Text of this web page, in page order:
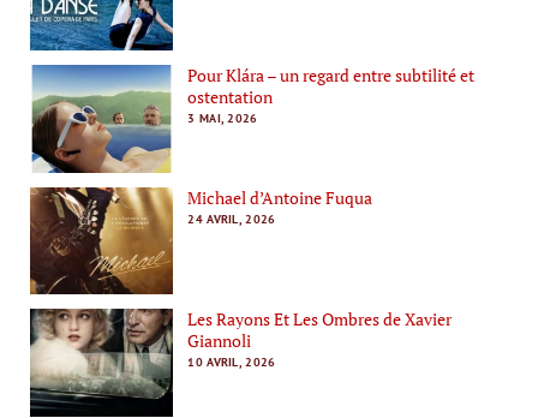
Pour Klára – un regard entre subtilité et
ostentation
3 MAI, 2026
Michael d’Antoine Fuqua
24 AVRIL, 2026
Les Rayons Et Les Ombres de Xavier
Giannoli
10 AVRIL, 2026